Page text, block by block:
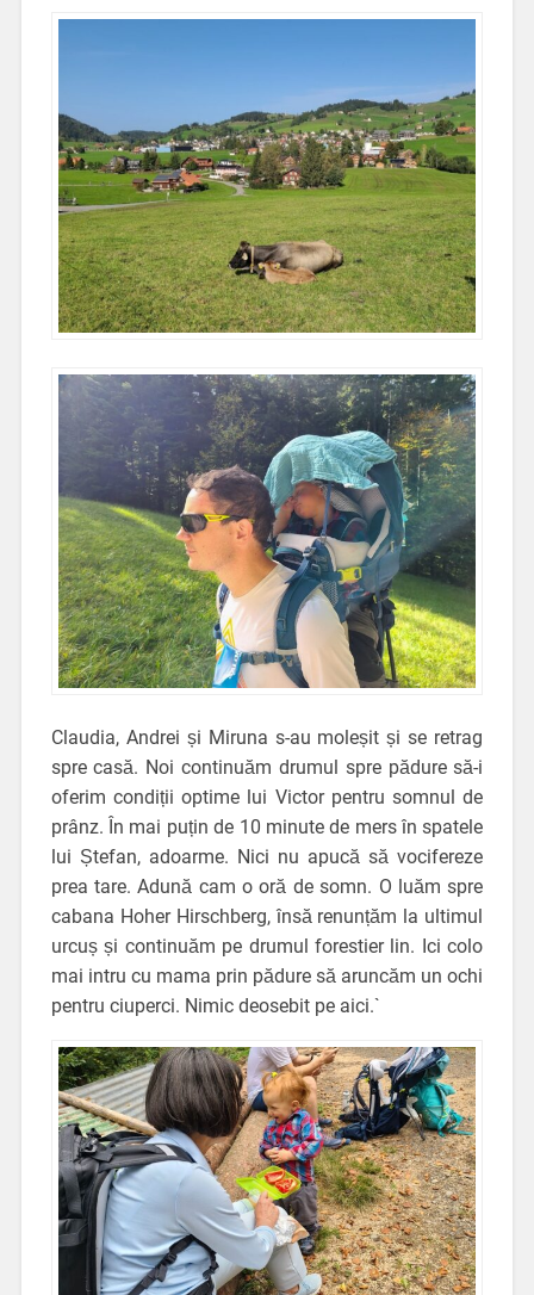
Claudia, Andrei și Miruna s-au moleșit și se retrag
spre casă. Noi continuăm drumul spre pădure să-i
oferim condiții optime lui Victor pentru somnul de
prânz. În mai puțin de 10 minute de mers în spatele
lui Ștefan, adoarme. Nici nu apucă să vocifereze
prea tare. Adună cam o oră de somn. O luăm spre
cabana Hoher Hirschberg, însă renunțăm la ultimul
urcuș și continuăm pe drumul forestier lin. Ici colo
mai intru cu mama prin pădure să aruncăm un ochi
pentru ciuperci. Nimic deosebit pe aici.`